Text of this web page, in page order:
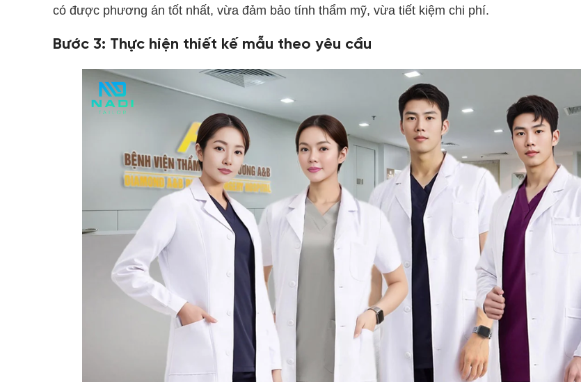
có được phương án tốt nhất, vừa đảm bảo tính thẩm mỹ, vừa tiết kiệm chi phí.
Bước 3: Thực hiện thiết kế mẫu theo yêu cầu